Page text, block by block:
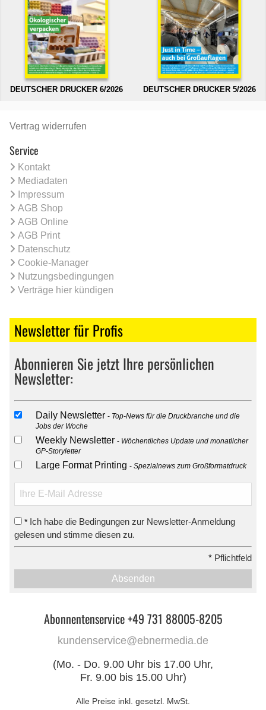
DEUTSCHER DRUCKER 6/2026 DEUTSCHER DRUCKER 5/2026
Vertrag widerrufen
Service
Kontakt
Mediadaten
Impressum
AGB Shop
AGB Online
AGB Print
Datenschutz
Cookie-Manager
Nutzungsbedingungen
Verträge hier kündigen
Newsletter für Profis
Abonnieren Sie jetzt Ihre persönlichen
Newsletter:
Daily Newsletter
Top-News für die Druckbranche und die
Jobs der Woche
Weekly Newsletter
Wöchentliches Update und monatlicher
GP-Storyletter
Large Format Printing Spezialnews zum Großformatdruck
* Ich habe die Bedingungen zur Newsletter-Anmeldung
gelesen und stimme diesen zu.
* Pflichtfeld
Absenden
Abonnentenservice +49 731 88005-8205
kundenservice@ebnermedia.de
(Mo. - Do. 9.00 Uhr bis 17.00 Uhr,
Fr. 9.00 bis 15.00 Uhr)
Alle Preise inkl. gesetzl. MwSt.